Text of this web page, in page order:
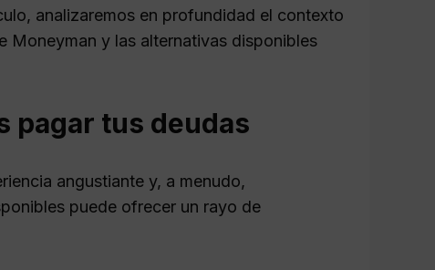
analizaremos en profundidad el contexto
Moneyman y las alternativas disponibles
pagar tus deudas
angustiante y, a menudo,
puede ofrecer un rayo de